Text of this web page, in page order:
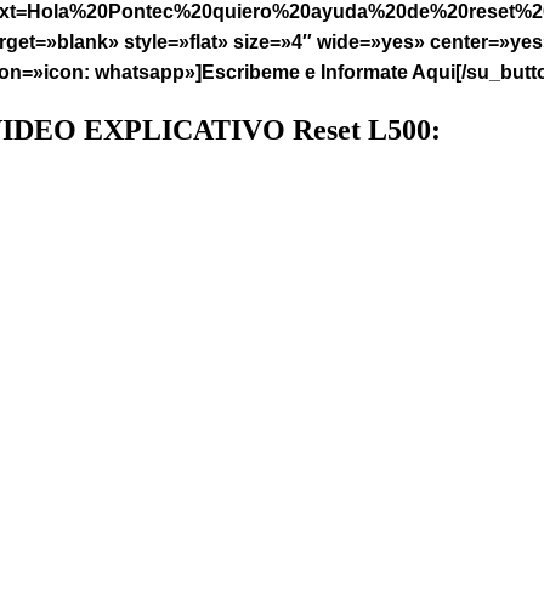
style=»flat» size=»4″ wide=»yes»
whatsapp»]Escribeme e Informate Aqui[/
EXPLICATIVO Reset L500: